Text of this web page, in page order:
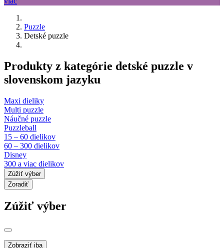
Puzzle
Detské puzzle
Produkty z kategórie detské puzzle v
slovenskom jazyku
Maxi dieliky
Multi puzzle
Náučné puzzle
Puzzleball
15 – 60 dielikov
60 – 300 dielikov
Disney
300 a viac dielikov
Zúžiť výber
Zoradiť
Zúžiť výber
Zobraziť iba